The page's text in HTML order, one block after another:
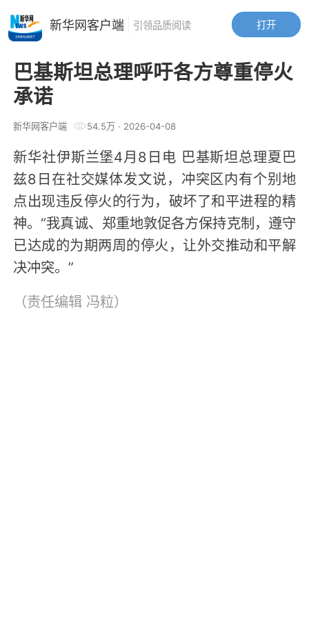
巴基斯坦总理呼吁各方尊重停火
承诺
新华网客户端 54.5万· 2026-04-08
新华社伊斯兰堡4月8日电 巴基斯坦总理夏巴
兹8日在社交媒体发文说，冲突区内有个别地
点出现违反停火的行为，破坏了和平进程的精
神。“我真诚、郑重地敦促各方保持克制，遵守
已达成的为期两周的停火，让外交推动和平解
决冲突。”
（责任编辑 冯粒）
打开
新华网客户端 引领品质阅读